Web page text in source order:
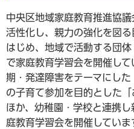
中央区地域家庭教育推進協
活性化し、親力の強化を図
はじめ、地域で活動する団
で家庭教育学習会を開催し
期・発達障害をテーマにし
の子育て参加を目的とした
ほか、幼稚園・学校と連携
庭教育学習会を開催していま